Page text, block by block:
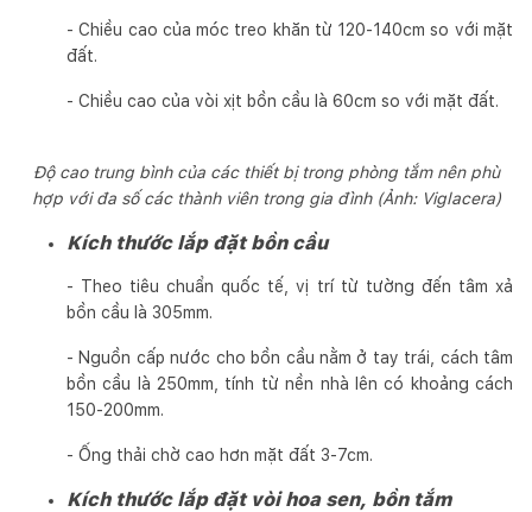
- Chiều cao của móc treo khăn từ 120-140cm so với mặt
đất.
- Chiều cao của vòi xịt bồn cầu là 60cm so với mặt đất.
Độ cao trung bình của các thiết bị trong phòng tắm nên phù
hợp với đa số các thành viên trong gia đình (Ảnh: Viglacera)
Kích thước lắp đặt bồn cầu
- Theo tiêu chuẩn quốc tế, vị trí từ tường đến tâm xả
bồn cầu là 305mm.
- Nguồn cấp nước cho bồn cầu nằm ở tay trái, cách tâm
bồn cầu là 250mm, tính từ nền nhà lên có khoảng cách
150-200mm.
- Ống thải chờ cao hơn mặt đất 3-7cm.
Kích thước lắp đặt vòi hoa sen, bồn tắm